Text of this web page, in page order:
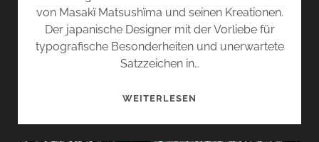
von Masakï Matsushïma und seinen Kreationen.
Der japanische Designer mit der Vorliebe für
typografische Besonderheiten und unerwartete
Satzzeichen in…
WEITERLESEN